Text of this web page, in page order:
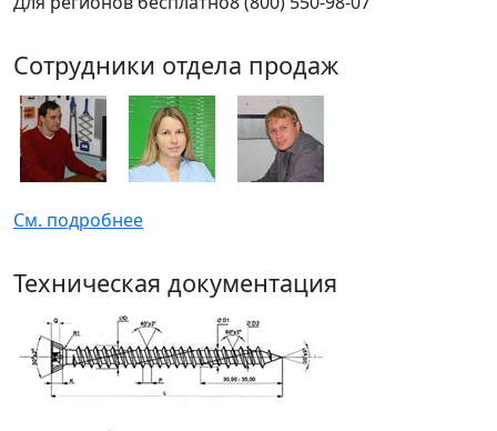
Сотрудники отдела продаж
См. подробнее
Техническая документация